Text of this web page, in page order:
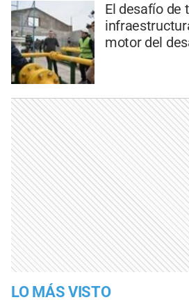
El desafío de
motor del
LO MÁS VISTO